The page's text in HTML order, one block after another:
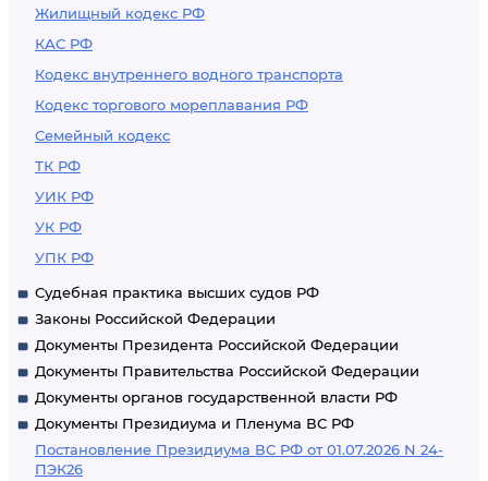
Жилищный кодекс РФ
КАС РФ
Кодекс внутреннего водного транспорта
Кодекс торгового мореплавания РФ
Семейный кодекс
ТК РФ
УИК РФ
УК РФ
УПК РФ
Судебная практика высших судов РФ
Законы Российской Федерации
Документы Президента Российской Федерации
Документы Правительства Российской Федерации
Документы органов государственной власти РФ
Документы Президиума и Пленума ВС РФ
Постановление Президиума ВС РФ от 01.07.2026 N 24-
ПЭК26